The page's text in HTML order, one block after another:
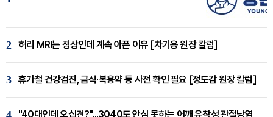
2 허리 MRI는 정상인데 계속 아픈 이유 [차기용 원장 칼럼]
3 휴가철 건강검진, 금식·복용약 등 사전 확인 필요 [정도감 원장 칼럼]
"40대인데 오십견?"...3040도 안심 못하는 어깨 유착성 관절낭염